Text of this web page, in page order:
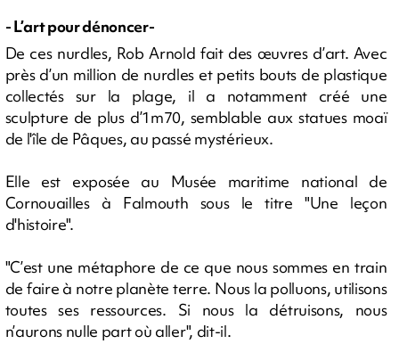
- L’art pour dénoncer-
De ces nurdles, Rob Arnold fait des œuvres d’art. Avec
près d’un million de nurdles et petits bouts de plastique
collectés sur la plage, il a notamment créé une
sculpture de plus d’1m70, semblable aux statues moaï
de l'île de Pâques, au passé mystérieux.
Elle est exposée au Musée maritime national de
Cornouailles à Falmouth sous le titre "Une leçon
d'histoire".
"C’est une métaphore de ce que nous sommes en train
de faire à notre planète terre. Nous la polluons, utilisons
toutes ses ressources. Si nous la détruisons, nous
n’aurons nulle part où aller", dit-il.